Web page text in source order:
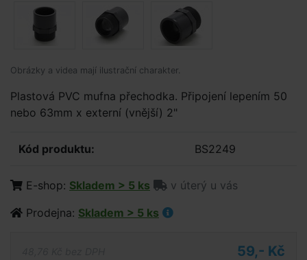
Obrázky a videa mají ilustrační charakter.
Plastová PVC mufna přechodka. Připojení lepením 50
nebo 63mm x externí (vnější) 2"
Kód produktu: BS2249
E-shop: Skladem > 5 ks
v úterý u vás
Prodejna: Skladem > 5 ks
59,- Kč